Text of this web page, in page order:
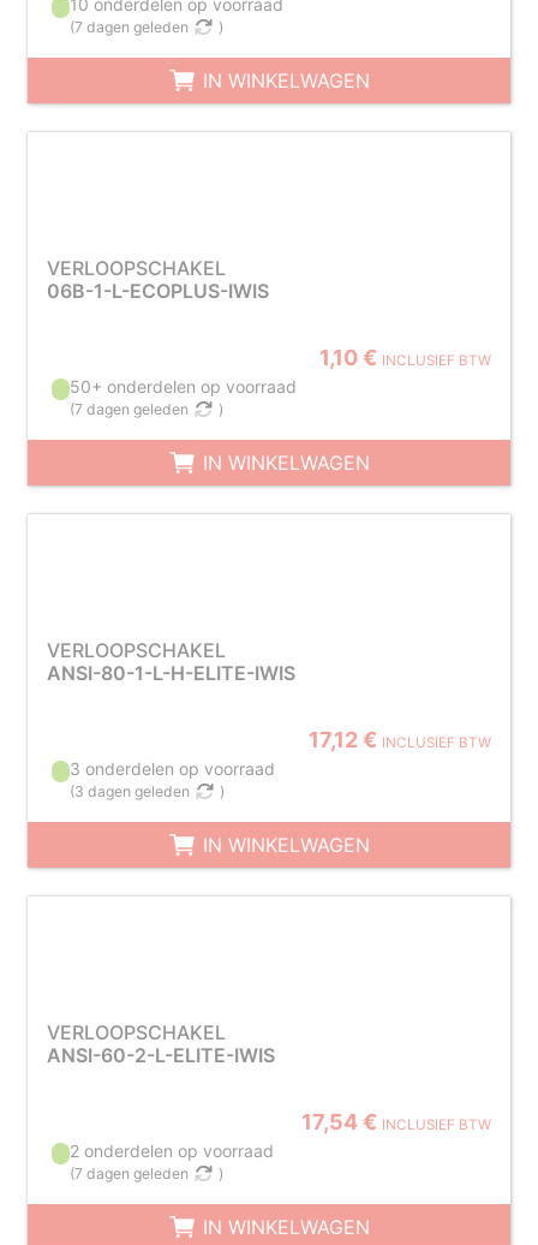
10 onderdelen op voorraad
(7 dagen geleden )
IN WINKELWAGEN
VERLOOPSCHAKEL
06B-1-L-ECOPLUS-IWIS
1,10 € INCLUSIEF BTW
50+ onderdelen op voorraad
(7 dagen geleden )
IN WINKELWAGEN
VERLOOPSCHAKEL
ANSI-80-1-L-H-ELITE-IWIS
17,12 € INCLUSIEF BTW
3 onderdelen op voorraad
(3 dagen geleden )
IN WINKELWAGEN
VERLOOPSCHAKEL
ANSI-60-2-L-ELITE-IWIS
17,54 € INCLUSIEF BTW
2 onderdelen op voorraad
(7 dagen geleden )
IN WINKELWAGEN